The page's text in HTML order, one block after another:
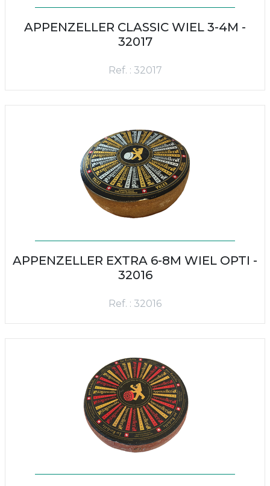
APPENZELLER CLASSIC WIEL 3-4M -
32017
Ref. : 32017
APPENZELLER EXTRA 6-8M WIEL OPTI -
32016
Ref. : 32016